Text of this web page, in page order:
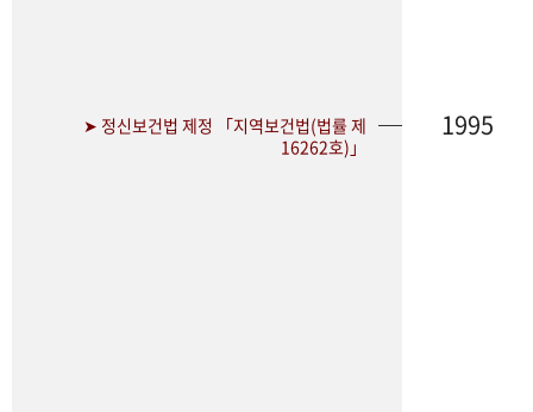
➤ 정신보건법 제정 「지역보건법(법률 제
16262호)」
1995